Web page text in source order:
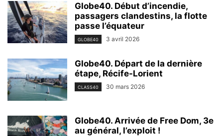
Globe40. Début d’incendie,
passagers clandestins, la flotte
passe l’équateur
GLOBE40 3 avril 2026
Globe40. Départ de la dernière
étape, Récife-Lorient
CLASS40 30 mars 2026
Globe40. Arrivée de Free Dom, 3e
au général, l’exploit !